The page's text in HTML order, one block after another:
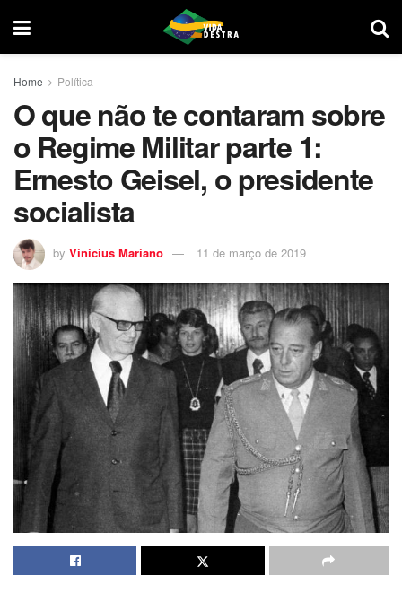
Home Política
O que não te contaram sobre
o Regime Militar parte 1:
Ernesto Geisel, o presidente
socialista
by Vinicius Mariano 11 de março de 2019